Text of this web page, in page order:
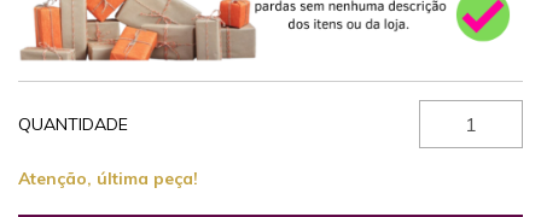
QUANTIDADE
Atenção, última peça!